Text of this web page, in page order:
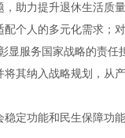
助力提升退休生活质
个人的多元化需求；
显服务国家战略的责任
纳入战略规划，从
功能和民生保障功